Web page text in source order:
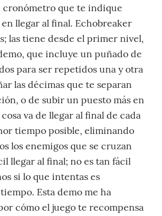
cronómetro que te indique
llegar al final. Echobreaker
las tiene desde el primer nivel,
que incluye un puñado de
para ser repetidos una y otra
las décimas que te separan
o de subir un puesto más en
cosa va de llegar al final de cada
tiempo posible, eliminando
los enemigos que se cruzan
llegar al final; no es tan fácil
si lo que intentas es
Esta demo me ha
cómo el juego te recompensa